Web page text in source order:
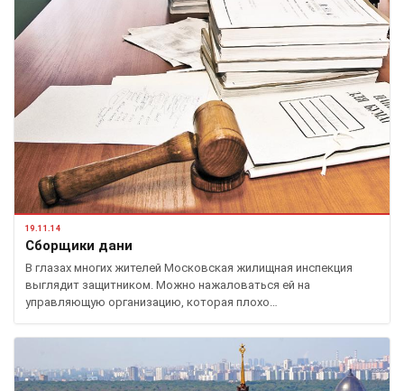
19.11.14
Сборщики дани
В глазах многих жителей Московская жилищная инспекция
выглядит защитником. Можно нажаловаться ей на
управляющую организацию, которая плохо…